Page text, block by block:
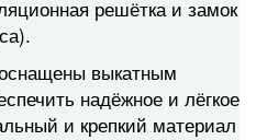
решётка и замок
выкатным
надёжное и лёгкое
и крепкий материал